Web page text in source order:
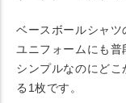
ベースボールシャツ
ユニフォームにも普
シンプルなのにど
る1枚です。